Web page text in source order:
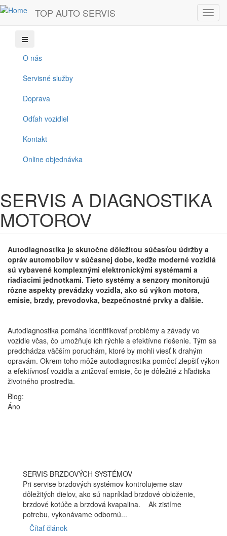
Skočiť na hlavný obsah
TOP AUTO SERVIS
+421 903263626 topservisauto@centrum.sk
O nás
Servisné služby
Doprava
Odťah vozidiel
Kontakt
Online objednávka
SERVIS A DIAGNOSTIKA
MOTOROV
Autodiagnostika je skutočne dôležitou súčasťou údržby a
opráv automobilov v súčasnej dobe, keďže moderné vozidlá
sú vybavené komplexnými elektronickými systémami a
riadiacimi jednotkami. Tieto systémy a senzory monitorujú
rôzne aspekty prevádzky vozidla, ako sú výkon motora,
emisie, brzdy, prevodovka, bezpečnostné prvky a ďalšie.
Autodiagnostika pomáha identifikovať problémy a závady vo
vozidle včas, čo umožňuje ich rýchle a efektívne riešenie. Tým sa
predchádza väčším poruchám, ktoré by mohli viesť k drahým
opravám. Okrem toho môže autodiagnostika pomôcť zlepšiť výkon
a efektívnosť vozidla a znižovať emisie, čo je dôležité z hľadiska
životného prostredia.
Blog:
Áno
SERVIS BRZDOVÝCH SYSTÉMOV
Pri servise brzdových systémov kontrolujeme stav
dôležitých dielov, ako sú napríklad brzdové obloženie,
brzdové kotúče a brzdová kvapalina. Ak zistíme
potrebu, vykonávame odbornú...
Čítať článok